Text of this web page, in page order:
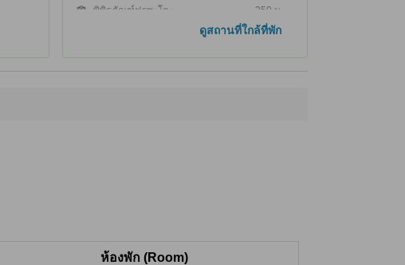
พิพิธภัณฑ์ฟูรุซะโตะ
350 ม.
Tomioka Shiritsu Myogifurusato Museum
350 ม.
ดูสถานที่ใกล้ที่พัก
ห้องพัก (Room)